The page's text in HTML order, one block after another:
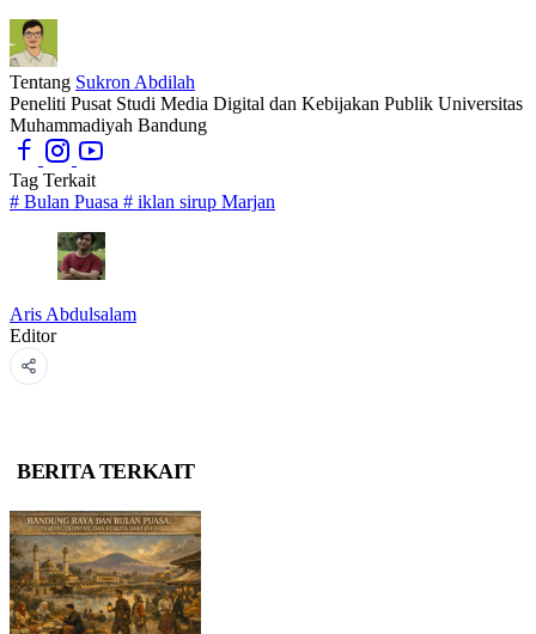
Tentang Sukron Abdilah
Peneliti Pusat Studi Media Digital dan Kebijakan Publik Universitas
Muhammadiyah Bandung
Tag Terkait
# Bulan Puasa # iklan sirup Marjan
Aris Abdulsalam
Editor
BERITA TERKAIT